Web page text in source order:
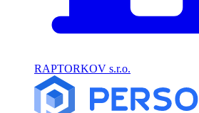
RAPTORKOV s.r.o.